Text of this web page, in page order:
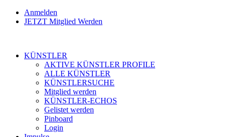
Anmelden
JETZT Mitglied Werden
KÜNSTLER
AKTIVE KÜNSTLER PROFILE
ALLE KÜNSTLER
KÜNSTLERSUCHE
Mitglied werden
KÜNSTLER-ECHOS
Gelistet werden
Pinboard
Login